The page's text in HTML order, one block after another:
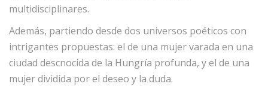
multidisciplinares.
Además, partiendo desde dos universos poéticos con
intrigantes propuestas: el de una mujer varada en una
ciudad descnocida de la Hungría profunda, y el de una
mujer dividida por el deseo y la duda.